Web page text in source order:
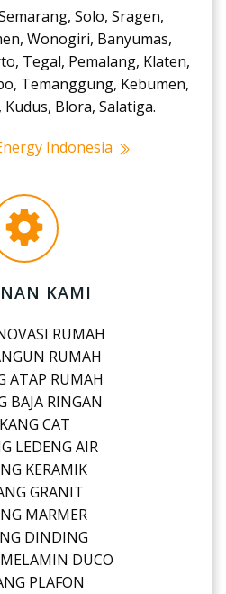
Solo, Sragen,
Wonogiri, Banyumas,
Tegal, Pemalang, Klaten,
Temanggung, Kebumen,
Blora, Salatiga.
Indonesia
KAMI
RUMAH
RUMAH
ATAP RUMAH
BAJA RINGAN
CAT
LEDENG AIR
KERAMIK
GRANIT
MARMER
DINDING
DUCO
PLAFON